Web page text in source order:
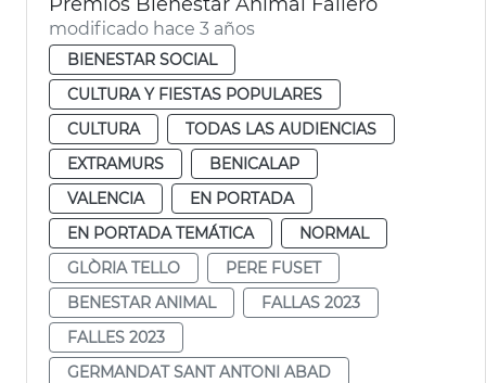
modificado hace 3 años
BIENESTAR SOCIAL
CULTURA Y FIESTAS POPULARES
CULTURA
TODAS LAS AUDIENCIAS
EXTRAMURS
BENICALAP
VALENCIA
EN PORTADA
EN PORTADA TEMÁTICA
NORMAL
GLÒRIA TELLO
PERE FUSET
BENESTAR ANIMAL
FALLAS 2023
FALLES 2023
GERMANDAT SANT ANTONI ABAD